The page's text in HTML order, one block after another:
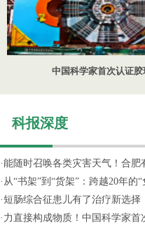
中国科学家首次认证胶
科报深度
·能随时召唤各类灾害天气！合肥
· 从“书架”到“货架”：跨越20年的
· 短肠综合征患儿有了治疗新选择
· 力直接构成物质！中国科学家首